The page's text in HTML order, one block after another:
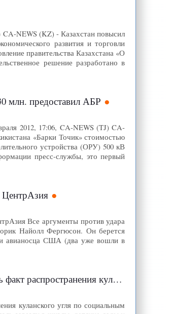
NEWS (KZ) - Казахстан повысил
развития и торговли
правительства Казахстана «О
решение разработано в
млн. предоставил АБР
2012, 17:06, CA-NEWS (TJ) CA-
«Барки Точик» стоимостью
устройства (ОРУ) 500 кВ
пресс-службы, это первый
ЦентрАзия
Все аргументы против удара
Найолл Фергюсон. Он берется
авианосца США (два уже вошли в
социальным учреждениям | ЦентрАзия
куланского угля по социальным